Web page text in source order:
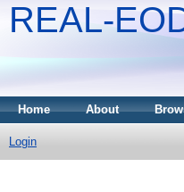
REAL-
Home About
Login